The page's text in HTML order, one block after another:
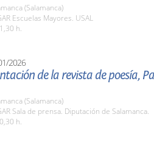
(Salamanca)
Escuelas Mayores. USAL
h.
2026
de la revista de poesía,
(Salamanca)
Sala de prensa. Diputación de Salamanca.
h.